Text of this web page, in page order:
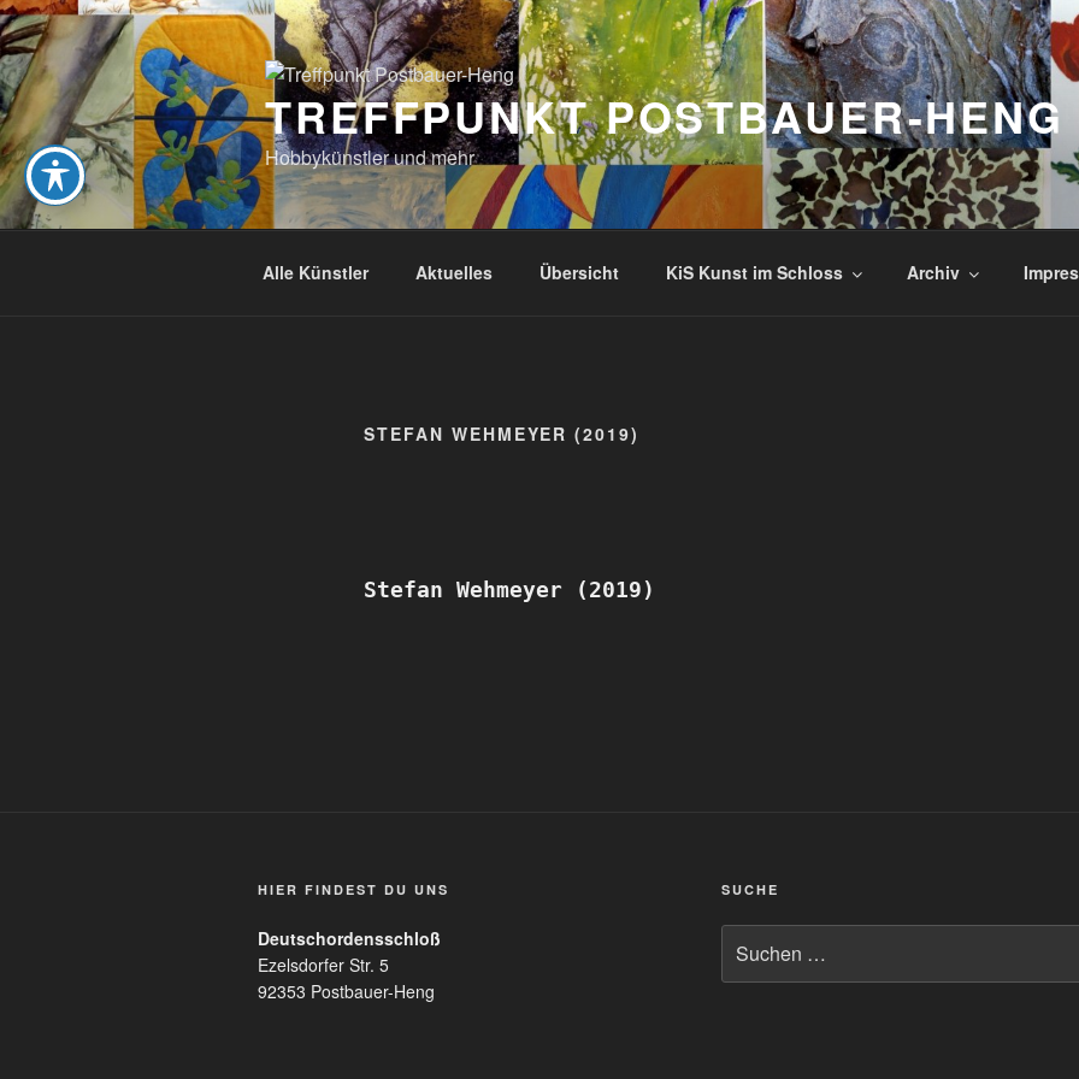
Zum
Inhalt
springen
TREFFPUNKT POSTBAUER-HENG
Hobbykünstler und mehr
Alle Künstler Aktuelles Übersicht KiS Kunst im Schloss Archiv
STEFAN WEHMEYER (2019)
Stefan Wehmeyer (2019)
HIER FINDEST DU UNS
Deutschordensschloß
Ezelsdorfer Str. 5
92353 Postbauer-Heng
SUCHE
nach: